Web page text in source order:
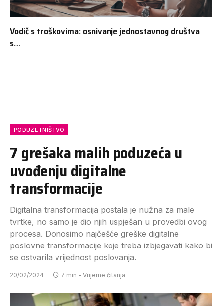
Vodič s troškovima: osnivanje jednostavnog društva
s…
PODUZETNIŠTVO
7 grešaka malih poduzeća u
uvođenju digitalne
transformacije
Digitalna transformacija postala je nužna za male
tvrtke, no samo je dio njih uspješan u provedbi ovog
procesa. Donosimo najčešće greške digitalne
poslovne transformacije koje treba izbjegavati kako bi
se ostvarila vrijednost poslovanja.
20/02/2024 7 min - Vrijeme čitanja